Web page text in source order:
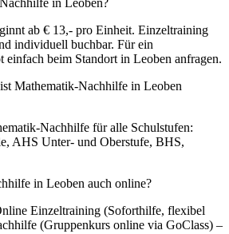
in Leoben?
ab € 13,- pro Einheit. Einzeltraining
individuell buchbar. Für ein
einfach beim Standort in Leoben anfragen.
Mathematik-Nachhilfe in Leoben
Nachhilfe für alle Schulstufen:
AHS Unter- und Oberstufe, BHS,
in Leoben auch online?
Einzeltraining (Soforthilfe, flexibel
(Gruppenkurs online via GoClass) –